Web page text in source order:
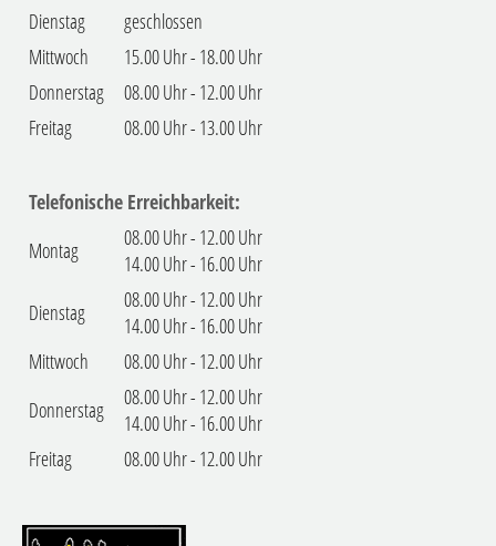
Dienstag
geschlossen
Mittwoch
15.00 Uhr - 18.00 Uhr
Donnerstag
08.00 Uhr - 12.00 Uhr
Freitag
08.00 Uhr - 13.00 Uhr
Telefonische Erreichbarkeit:
Montag
08.00 Uhr - 12.00 Uhr
14.00 Uhr - 16.00 Uhr
Dienstag
08.00 Uhr - 12.00 Uhr
14.00 Uhr - 16.00 Uhr
Mittwoch
08.00 Uhr - 12.00 Uhr
Donnerstag
08.00 Uhr - 12.00 Uhr
14.00 Uhr - 16.00 Uhr
Freitag
08.00 Uhr - 12.00 Uhr